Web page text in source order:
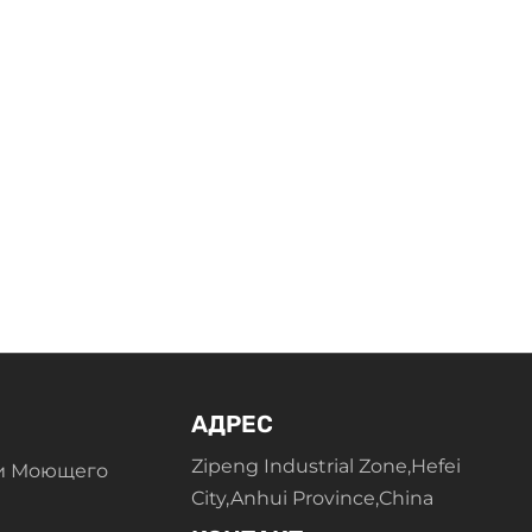
Моющего
АДРЕС
Zipeng Industrial Zone,Hefei
City,Anhui Province,China